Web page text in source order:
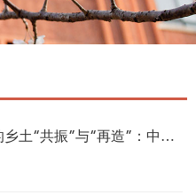
土“共振”与“再造”：中文
探索